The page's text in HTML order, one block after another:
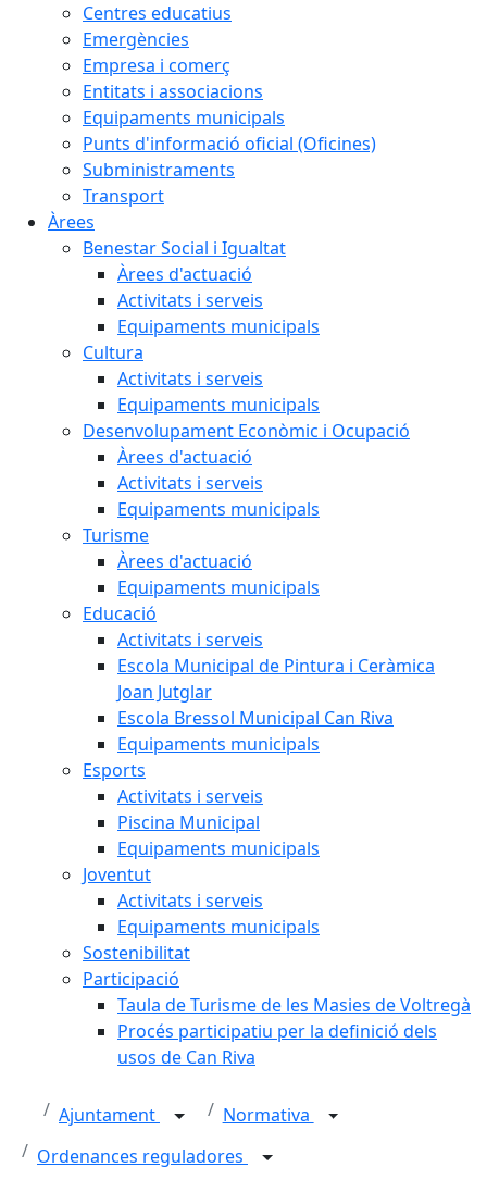
Centres educatius
Emergències
Empresa i comerç
Entitats i associacions
Equipaments municipals
Punts d'informació oficial (Oficines)
Subministraments
Transport
Àrees
Benestar Social i Igualtat
Àrees d'actuació
Activitats i serveis
Equipaments municipals
Cultura
Activitats i serveis
Equipaments municipals
Desenvolupament Econòmic i Ocupació
Àrees d'actuació
Activitats i serveis
Equipaments municipals
Turisme
Àrees d'actuació
Equipaments municipals
Educació
Activitats i serveis
Escola Municipal de Pintura i Ceràmica
Joan Jutglar
Escola Bressol Municipal Can Riva
Equipaments municipals
Esports
Activitats i serveis
Piscina Municipal
Equipaments municipals
Joventut
Activitats i serveis
Equipaments municipals
Sostenibilitat
Participació
Taula de Turisme de les Masies de Voltregà
Procés participatiu per la definició dels
usos de Can Riva
Ajuntament
Normativa
Ordenances reguladores